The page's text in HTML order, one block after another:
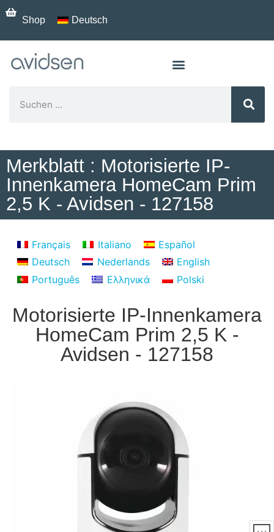
Shop Deutsch
Merkblatt : Motorisierte IP-
Innenkamera HomeCam Prim
2,5 K - Avidsen - 127158
Français Italiano
Español
Deutsch
Nederlands
English
Português
Ελληνικά Polski
Motorisierte IP-Innenkamera
HomeCam Prim 2,5 K -
Avidsen - 127158